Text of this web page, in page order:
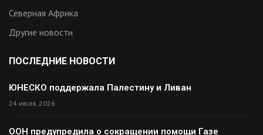
Северная Африка
Другие новости
ПОСЛЕДНИЕ НОВОСТИ
ЮНЕСКО поддержала Палестину и Ливан
24 июля, 2026
ООН предупредила о сокращении помощи Газе